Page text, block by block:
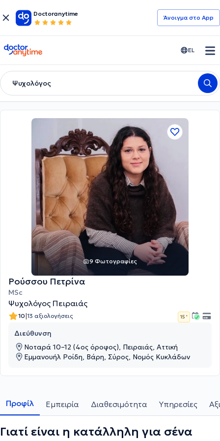
Doctoranytime
Άνοιγμα στο App
doctoranytime EL
Ψυχολόγος
9 Φωτογραφίες
Ρούσσου Πετρίνα
MSc
Ψυχολόγος Πειραιάς
10|13 αξιολογήσεις 15 '
Διεύθυνση
Νοταρά 10–12 (4ος όροφος), Πειραιάς, Αττική
Εμμανουήλ Ροίδη, Βάρη, Σύρος, Νομός Κυκλάδων
Προφίλ Εμπειρία Διαθεσιμότητα Υπηρεσίες
Γιατί είναι η κατάλληλη για σένα